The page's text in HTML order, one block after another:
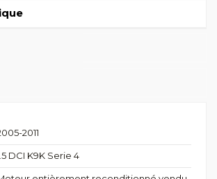
2011
DCI K9K Serie 4